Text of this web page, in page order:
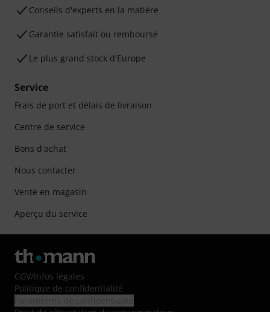
Conseils d'experts en la matière
Garantie satisfait ou remboursé
Le plus grand stock d'Europe
Service
Frais de port et délais de livraison
Centre de service
Bons d'achat
Nous contacter
Vente en magasin
Aperçu du service
CGV/Infos légales
Politique de confidentialité